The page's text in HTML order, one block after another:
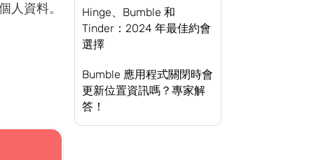
人資料。
Hinge、Bumble 和
Tinder：2024 年最佳約會
選擇
Bumble 應用程式關閉時會
更新位置資訊嗎？專家解
答！